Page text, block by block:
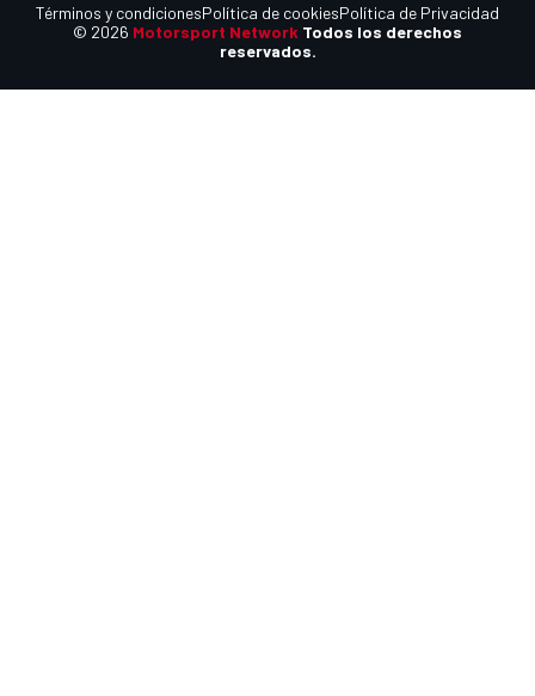
© 2026 Motorsport Network Todos los derechos
reservados.
Términos y condicionesPolítica de cookiesPolítica de Privacidad